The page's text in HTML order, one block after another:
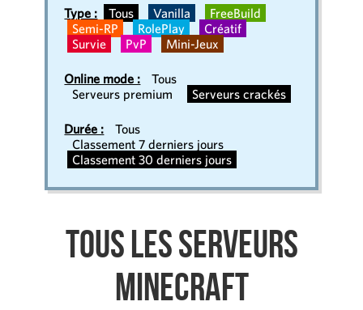
Type : Tous Vanilla
FreeBuild
Semi-RP
RolePlay
Créatif
Survie
PvP Mini-Jeux
Online mode :
Tous
Serveurs premium
Serveurs crackés
Durée :
Tous
Classement 7 derniers jours
Classement 30 derniers jours
Tous les serveurs
Minecraft